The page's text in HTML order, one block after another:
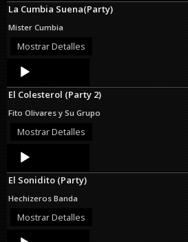
La Cumbia Suena(Party)
Mister Cumbia
Mostrar Detalles
Audio
Player
El Colesterol (Party 2)
Fito Olivares y Su Grupo
Mostrar Detalles
Audio
Player
El Sonidito (Party)
Hechizeros Banda
Mostrar Detalles
Audio